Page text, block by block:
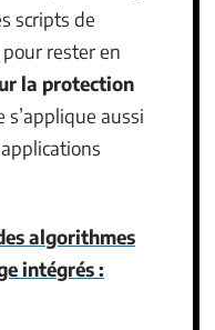
scripts de
pour rester en
la protection
s’applique aussi
algorithmes
intégrés :